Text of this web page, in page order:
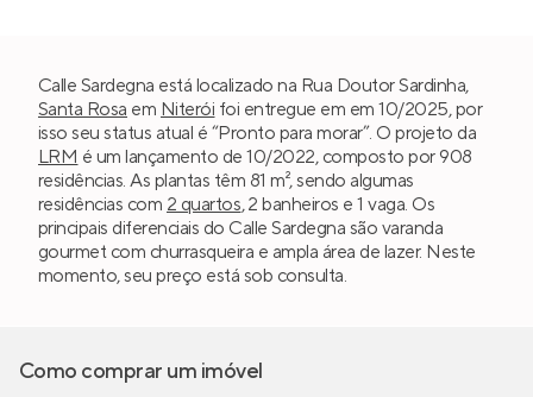
Calle Sardegna está localizado na Rua Doutor Sardinha,
Santa Rosa em Niterói foi entregue em em 10/2025, por
isso seu status atual é “Pronto para morar”. O projeto da
LRM é um lançamento de 10/2022, composto por 908
residências. As plantas têm 81 m², sendo algumas
residências com 2 quartos, 2 banheiros e 1 vaga. Os
principais diferenciais do Calle Sardegna são varanda
gourmet com churrasqueira e ampla área de lazer. Neste
momento, seu preço está sob consulta.
Como comprar um imóvel